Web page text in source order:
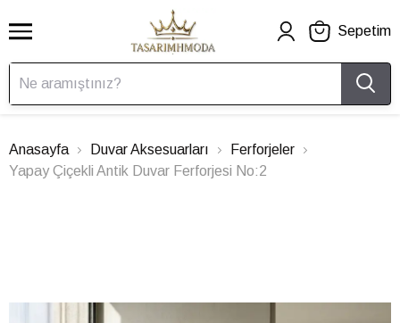
Sepetim
Anasayfa Duvar Aksesuarları
Ferforjeler
Yapay Çiçekli Antik Duvar Ferforjesi No:2